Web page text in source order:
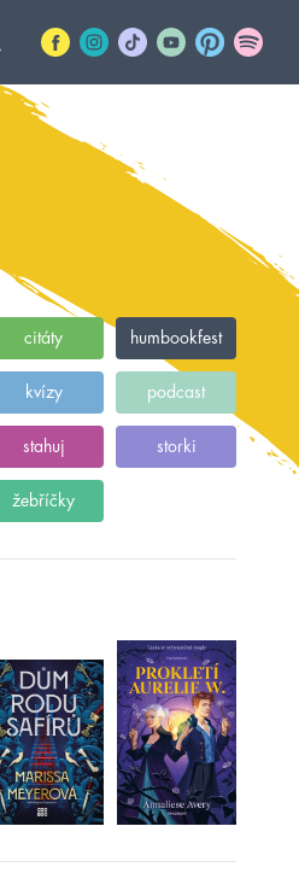
citáty humbookfest
kvízy podcast
stahuj storki
žebříčky